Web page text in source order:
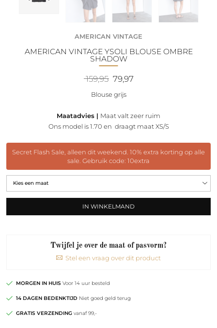
AMERICAN VINTAGE
AMERICAN VINTAGE YSOLI BLOUSE OMBRE
SHADOW
159,95 Oorspronkelijke
prijs
was:
159,95.
79,97Huidige
Blouse grijs
Maatadvies | Maat valt zeer ruim
Ons model is 1.70 en draagt maat XS/S
Secret Flash Sale, alleen dit weekend. 10% extra korting op alle
sale. Gebruik code: 10extra
IN WINKELMAND
Twijfel je over de maat of pasvorm?
Stel een vraag over dit product
MORGEN IN HUIS Voor 14 uur besteld
14 DAGEN BEDENKTIJD Niet goed geld terug
GRATIS VERZENDINGvanaf 99,-